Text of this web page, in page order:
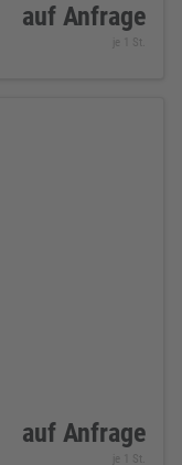
auf Anfrage
je 1 St.
auf Anfrage
je 1 St.